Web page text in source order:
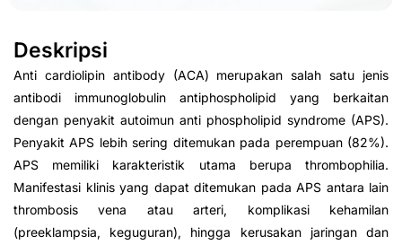
Deskripsi
Anti cardiolipin antibody (ACA) merupakan salah satu jenis
antibodi immunoglobulin antiphospholipid yang berkaitan
dengan penyakit autoimun anti phospholipid syndrome (APS).
Penyakit APS lebih sering ditemukan pada perempuan (82%).
APS memiliki karakteristik utama berupa thrombophilia.
Manifestasi klinis yang dapat ditemukan pada APS antara lain
thrombosis vena atau arteri, komplikasi kehamilan
(preeklampsia, keguguran), hingga kerusakan jaringan dan